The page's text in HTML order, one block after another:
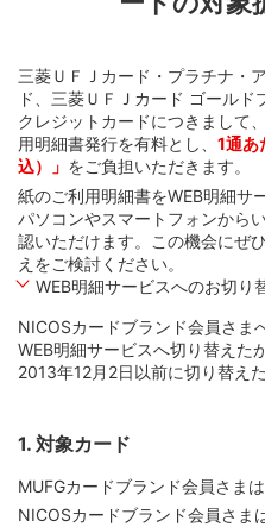
三菱ＵＦＪカード・プラチナ・
ド、三菱ＵＦＪカード ゴール
クレジットカードにつきまして
用明細書発行を有料とし、 1通あ
込）」 をご負担いただきます。
紙のご利用明細書をWEB明細サ
パソコンやスマートフォンから
認いただけます。この機会にぜ
えをご検討ください。
WEB明細サービスへのお切り
NICOSカードブランド会員さま
WEB明細サービスへ切り替えた
2013年12月2日以前に切り替え
1. 対象カード
MUFGカードブランド会員さまは
NICOSカードブランド会員さま